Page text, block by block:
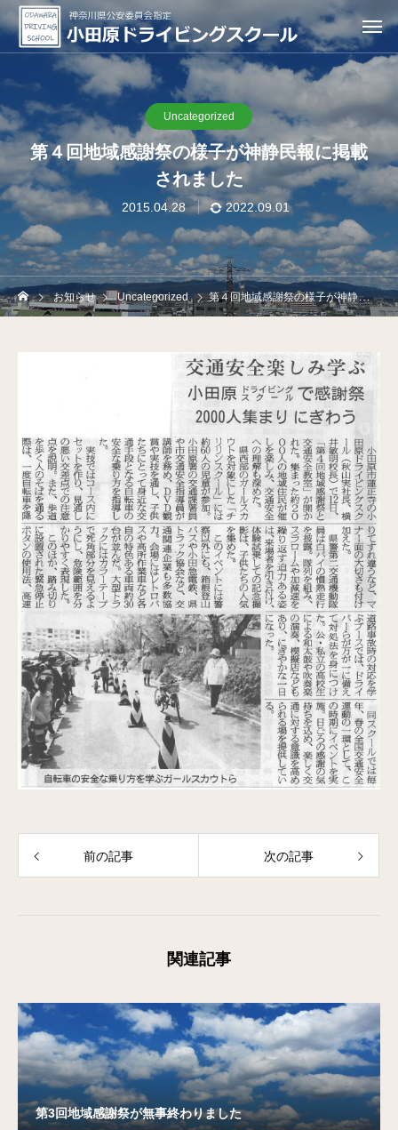
Uncategorized
第４回地域感謝祭の様子が神静民報に掲載
されました
2015.04.28 2022.09.01
お知らせ Uncategorized 第４回地域感謝祭の様子が神静民報に掲載されました
前の記事 次の記事
関連記事
第3回地域感謝祭が無事終わりました